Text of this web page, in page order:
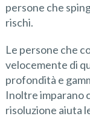
persone che
rischi.
Le persone che
velocemente di
profondità e
Inoltre imparano
risoluzione aiuta